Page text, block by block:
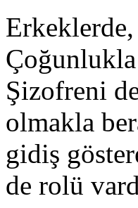
Şizofreni
olmakla
gidiş
de rolü